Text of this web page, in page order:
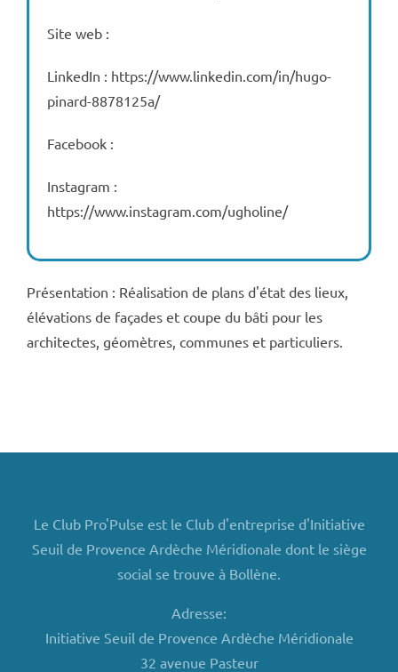
Site web :
LinkedIn : https://www.linkedin.com/in/hugo-
pinard-8878125a/
Facebook :
Instagram :
https://www.instagram.com/ugholine/
Présentation : Réalisation de plans d'état des lieux,
élévations de façades et coupe du bâti pour les
architectes, géomètres, communes et particuliers.
Le Club Pro'Pulse est le Club d'entreprise d'Initiative
Seuil de Provence Ardèche Méridionale dont le siège
social se trouve à Bollène.
Adresse:
Initiative Seuil de Provence Ardèche Méridionale
32 avenue Pasteur